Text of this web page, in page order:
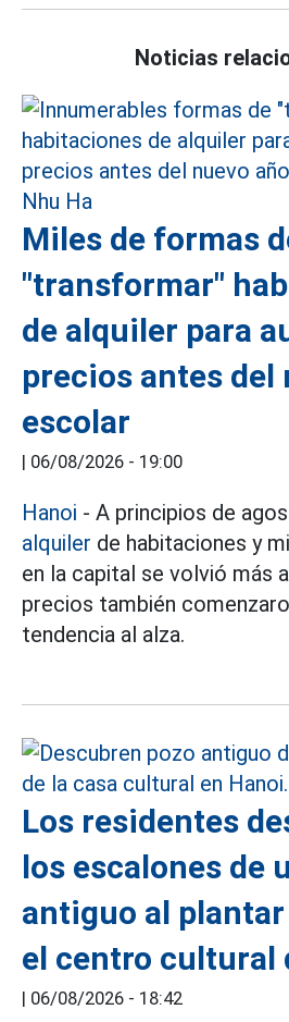
Noticias
Miles de formas
"transformar"
de alquiler para
precios antes del
escolar
| 06/08/2026 - 19:00
Hanoi - A principios de
alquiler de habitaciones y
en la capital se volvió más
precios también
tendencia al alza.
Los residentes
los escalones de
antiguo al
el centro cultural
| 06/08/2026 - 18:42